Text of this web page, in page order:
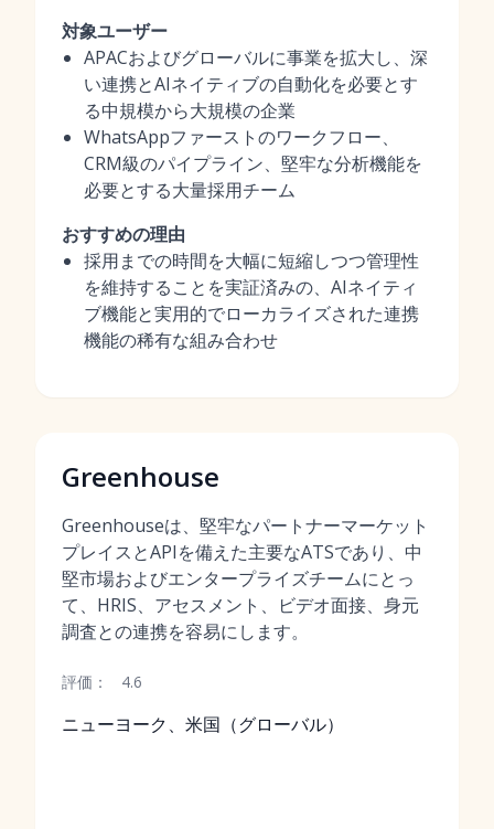
対象ユーザー
APACおよびグローバルに事業を拡大し、深
い連携とAIネイティブの自動化を必要とす
る中規模から大規模の企業
WhatsAppファーストのワークフロー、
CRM級のパイプライン、堅牢な分析機能を
必要とする大量採用チーム
おすすめの理由
採用までの時間を大幅に短縮しつつ管理性
を維持することを実証済みの、AIネイティ
ブ機能と実用的でローカライズされた連携
機能の稀有な組み合わせ
Greenhouse
Greenhouseは、堅牢なパートナーマーケット
プレイスとAPIを備えた主要なATSであり、中
堅市場およびエンタープライズチームにとっ
て、HRIS、アセスメント、ビデオ面接、身元
調査との連携を容易にします。
評価： 4.6
ニューヨーク、米国（グローバル）